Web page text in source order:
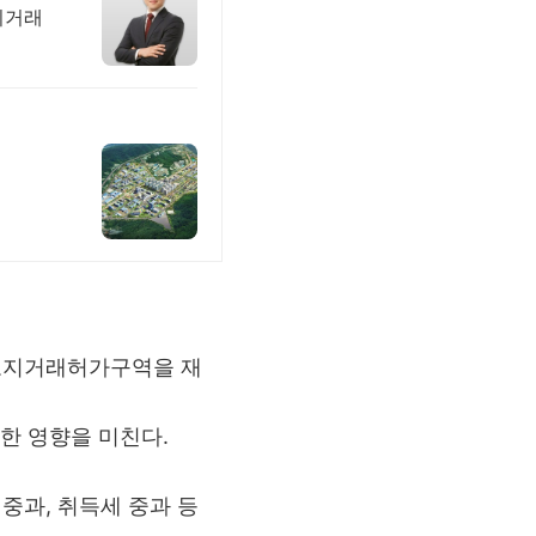
래
거래허가구역을 재
영향을 미친다.
과, 취득세 중과 등